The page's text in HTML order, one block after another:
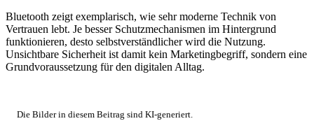
Bluetooth zeigt exemplarisch, wie sehr moderne Technik von
Vertrauen lebt. Je besser Schutzmechanismen im Hintergrund
funktionieren, desto selbstverständlicher wird die Nutzung.
Unsichtbare Sicherheit ist damit kein Marketingbegriff, sondern eine
Grundvoraussetzung für den digitalen Alltag.
Die Bilder in diesem Beitrag sind KI-generiert.